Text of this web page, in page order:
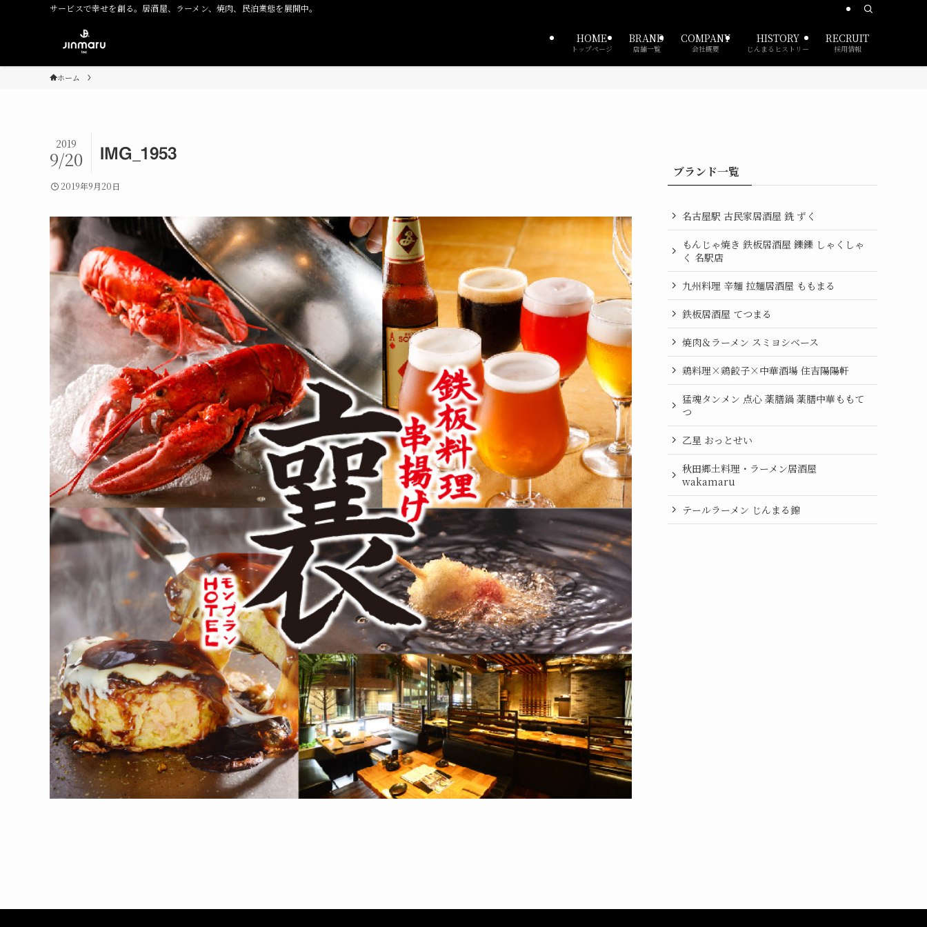
サービスで幸せを創る。居酒屋、ラーメン、焼肉、民泊業態を展開中。
HOME
トップページ
BRAND
店舗一覧
COMPANY
会社概要
HISTORY
じんまるヒストリー
RECRUIT
採用情報
ホーム
IMG_1953
2019
9/20
2019年9月20日
ブランド一覧
名古屋駅 古民家居酒屋 銑 ずく
もんじゃ焼き 鉄板居酒屋 鑠鑠 しゃくしゃ
く 名駅店
九州料理 辛麺 拉麺居酒屋 ももまる
鉄板居酒屋 てつまる
焼肉＆ラーメン スミヨシベース
鶏料理×鶏餃子×中華酒場 住吉陽陽軒
猛魂タンメン 点心 薬膳鍋 薬膳中華ももて
つ
乙星 おっとせい
秋田郷土料理・ラーメン居酒屋
wakamaru
テールラーメン じんまる錦